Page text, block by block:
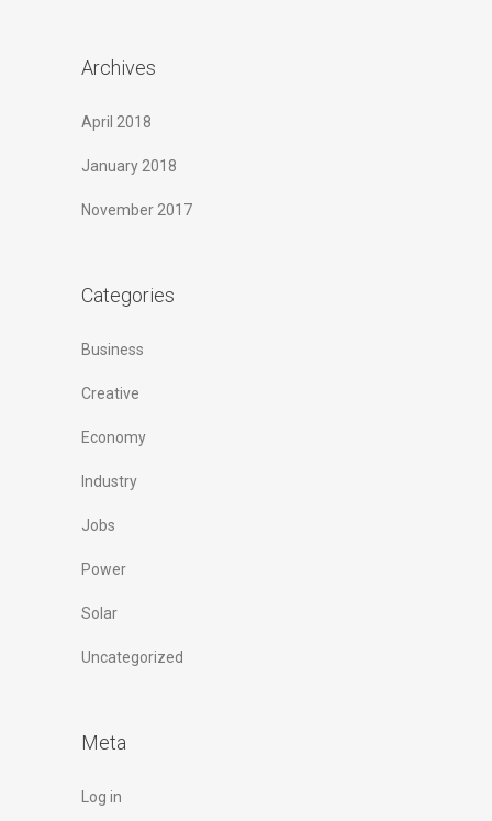
Archives
April 2018
January 2018
November 2017
Categories
Business
Creative
Economy
Industry
Jobs
Power
Solar
Uncategorized
Meta
Log in